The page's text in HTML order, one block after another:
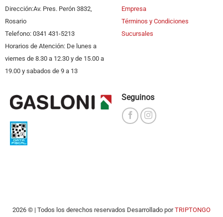
Dirección:Av. Pres. Perón 3832,
Rosario
Telefono: 0341 431-5213
Horarios de Atención: De lunes a
viernes de 8.30 a 12.30 y de 15.00 a
19.00 y sabados de 9 a 13
Empresa
Términos y Condiciones
Sucursales
Seguinos
2026 © | Todos los derechos reservados Desarrollado porTRIPTONGO